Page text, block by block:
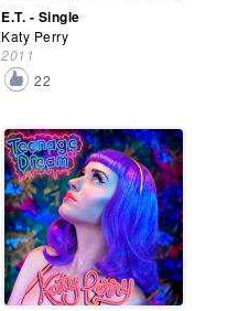
E.T. - Single
Katy Perry
2011
22